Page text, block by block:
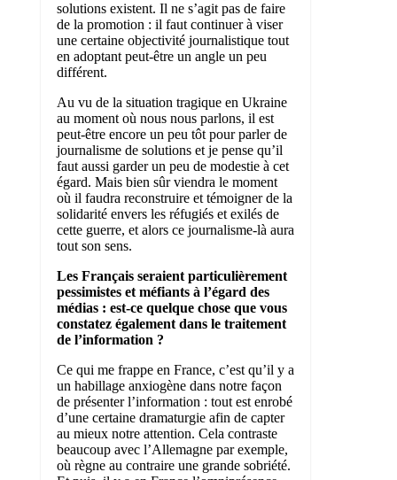
solutions existent. Il ne s’agit pas de faire
de la promotion : il faut continuer à viser
une certaine objectivité journalistique tout
en adoptant peut-être un angle un peu
différent.
Au vu de la situation tragique en Ukraine
au moment où nous nous parlons, il est
peut-être encore un peu tôt pour parler de
journalisme de solutions et je pense qu’il
faut aussi garder un peu de modestie à cet
égard. Mais bien sûr viendra le moment
où il faudra reconstruire et témoigner de la
solidarité envers les réfugiés et exilés de
cette guerre, et alors ce journalisme-là aura
tout son sens.
Les Français seraient particulièrement
pessimistes et méfiants à l’égard des
médias : est-ce quelque chose que vous
constatez également dans le traitement
de l’information ?
Ce qui me frappe en France, c’est qu’il y a
un habillage anxiogène dans notre façon
de présenter l’information : tout est enrobé
d’une certaine dramaturgie afin de capter
au mieux notre attention. Cela contraste
beaucoup avec l’Allemagne par exemple,
où règne au contraire une grande sobriété.